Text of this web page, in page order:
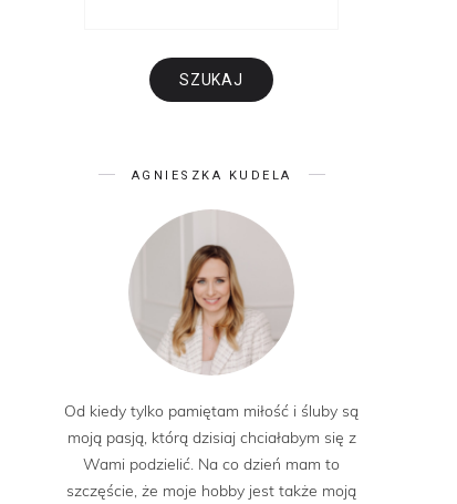
AGNIESZKA KUDELA
Od kiedy tylko pamiętam miłość i śluby są
moją pasją, którą dzisiaj chciałabym się z
Wami podzielić. Na co dzień mam to
szczęście, że moje hobby jest także moją